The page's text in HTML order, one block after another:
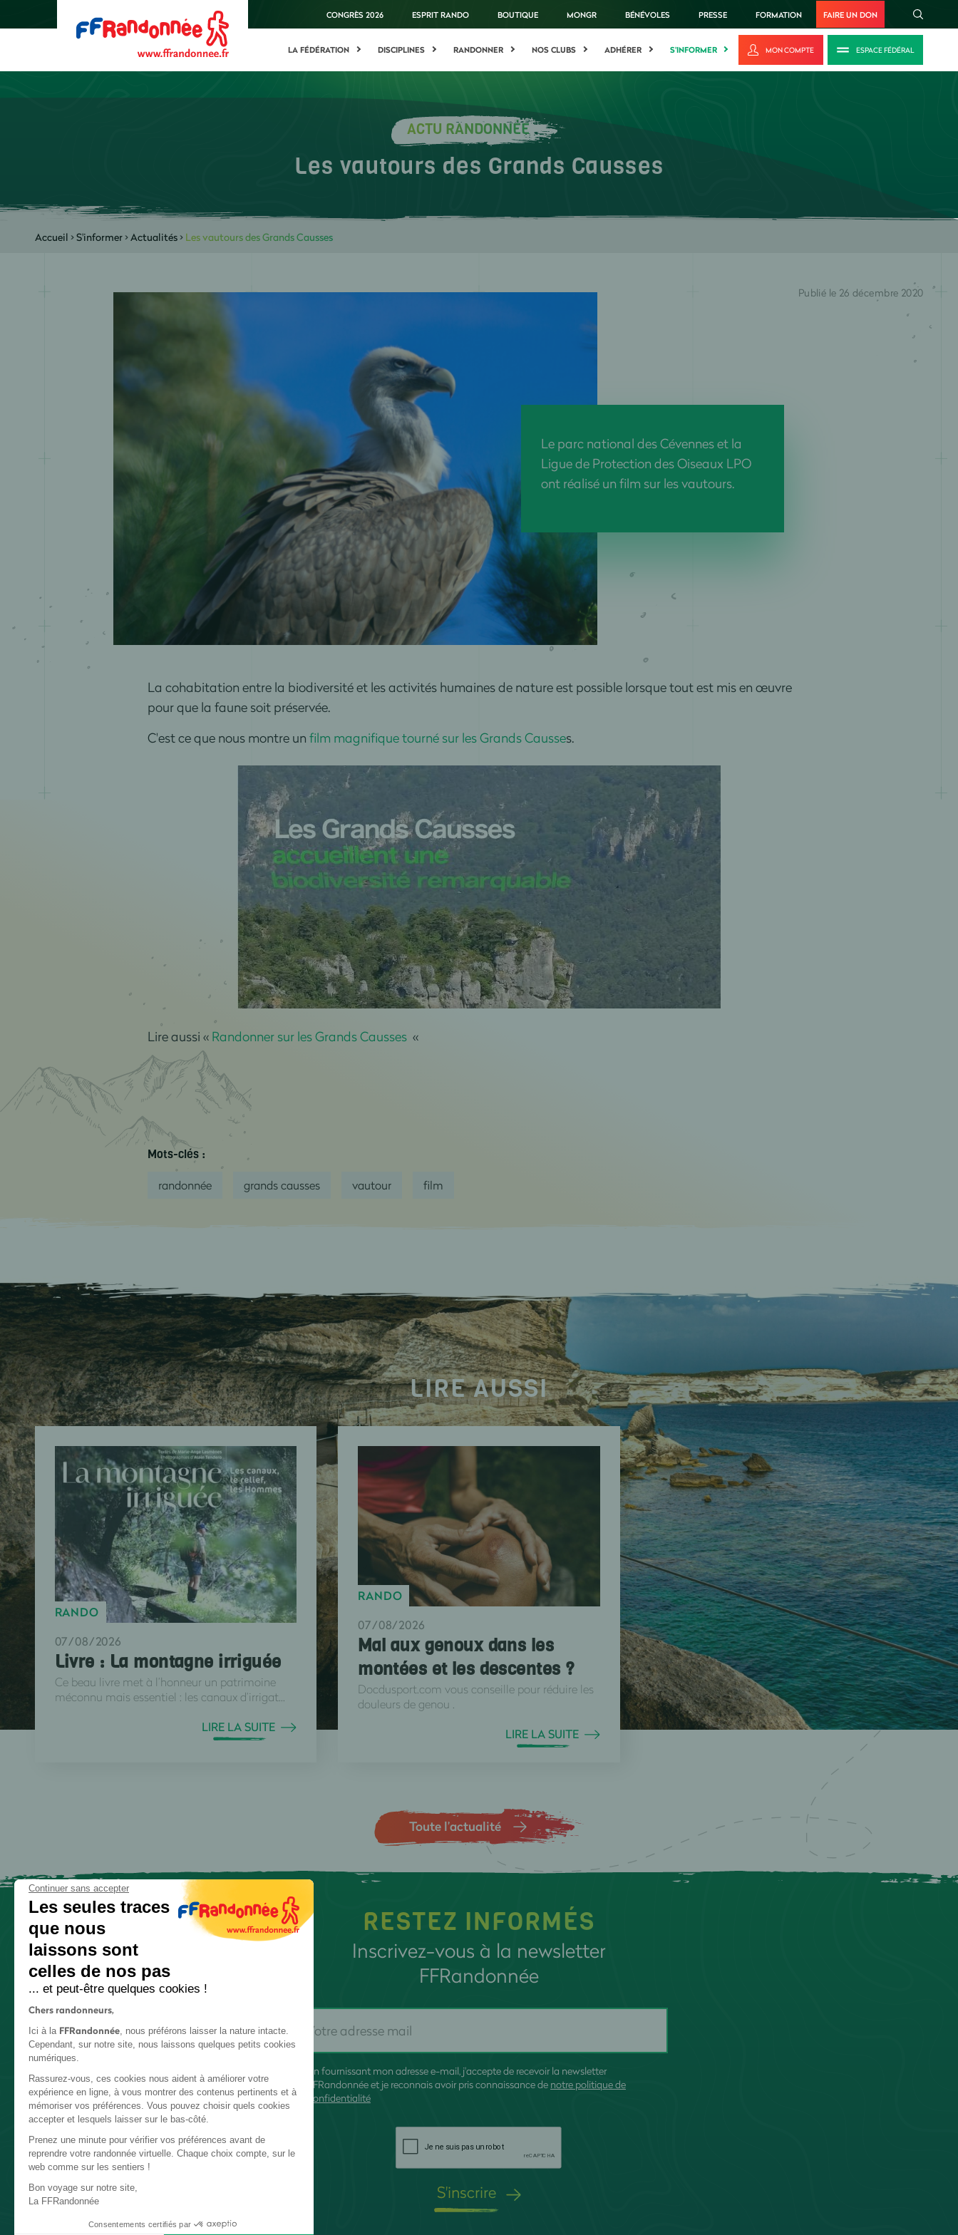
CONGRÈS 2026 ESPRIT RANDO BOUTIQUE MONGR BÉNÉVOLES PRESSE FORMATION FAIRE UN DON
LA FÉDÉRATION DISCIPLINES RANDONNER NOS CLUBS ADHÉRER S'INFORMER MON COMPTE ESPACE FÉDÉRAL
ACTU RANDONNÉE
Les vautours des Grands Causses
Accueil >S'informer>Actualités> Les vautours des Grands Causses
Le parc national des Cévennes et la
Ligue de Protection des Oiseaux LPO
ont réalisé un film sur les vautours.
Publié le 26 décembre 2020
La cohabitation entre la biodiversité et les activités humaines de nature est possible lorsque tout est mis en œuvre
pour que la faune soit préservée.
C'est ce que nous montre un film magnifique tourné sur les Grands Causses.
Lire aussi « Randonner sur les Grands Causses«
Mots-clés :
randonnée grands causses vautour film
LIRE AUSSI
RANDO
07/08/2026
Livre : La montagne irriguée
Ce beau livre met à l’honneur un patrimoine
méconnu mais essentiel : les canaux d’irrigat...
LIRE LA SUITE
RANDO
07/08/2026
Mal aux genoux dans les
montées et les descentes ?
Docdusport.com vous conseille pour réduire les
douleurs de genou .
LIRE LA SUITE
Toute l’actualité
RESTEZ INFORMÉS
Inscrivez-vous à la newsletter
FFRandonnée
En fournissant mon adresse e-mail, j'accepte de recevoir la newsletter
FFRandonnée et je reconnais avoir pris connaissance de notre politique de
confidentialité
S'inscrire
Continuer sans accepter
Les seules traces
que nous
laissons sont
celles de nos pas
... et peut-être quelques cookies !
Chers randonneurs,
Ici à la FFRandonnée, nous préférons laisser la nature intacte.
Cependant, sur notre site, nous laissons quelques petits cookies
numériques.
Rassurez-vous, ces cookies nous aident à améliorer votre
expérience en ligne, à vous montrer des contenus pertinents et à
mémoriser vos préférences. Vous pouvez choisir quels cookies
accepter et lesquels laisser sur le bas-côté.
Prenez une minute pour vérifier vos préférences avant de
reprendre votre randonnée virtuelle. Chaque choix compte, sur le
web comme sur les sentiers !
Bon voyage sur notre site,
La FFRandonnée
Consentements certifiés par